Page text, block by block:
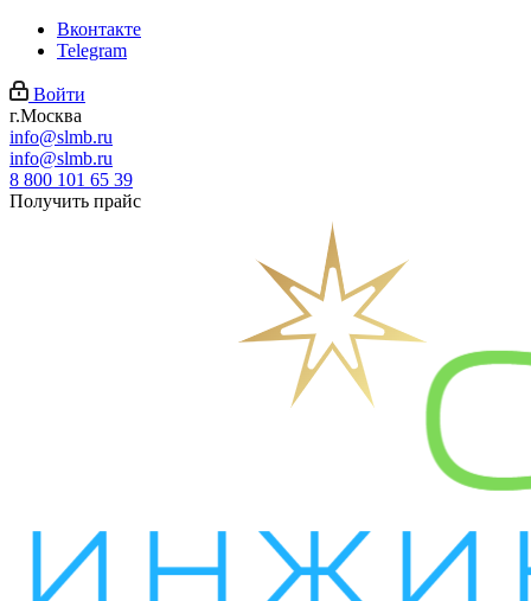
Вконтакте
Telegram
Войти
г.Москва
info@slmb.ru
info@slmb.ru
8 800 101 65 39
Получить прайс